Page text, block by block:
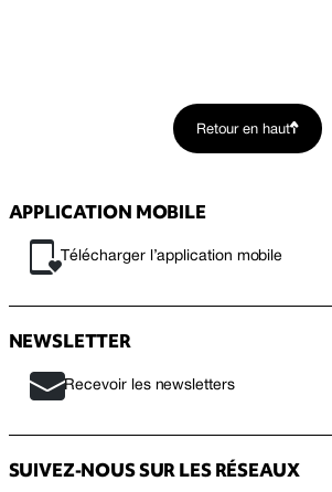
Retour en haut
APPLICATION MOBILE
Télécharger l’application mobile
NEWSLETTER
Recevoir les newsletters
SUIVEZ-NOUS SUR LES RÉSEAUX